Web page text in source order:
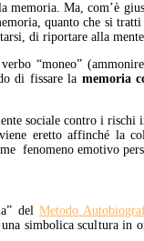
memoria. Ma, com’è
quanto che si
di riportare alla
“moneo”
di fissare la memoria
sociale contro i
eretto affinché la
fenomeno emotivo
delMetodo
una simbolica scultura in